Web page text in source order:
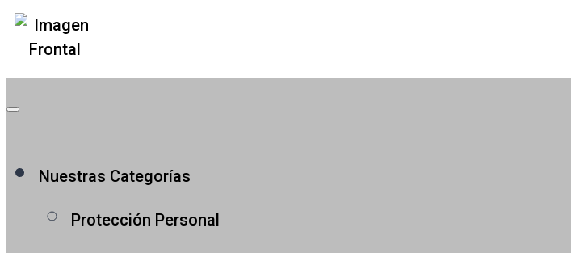
Nuestras Categorías
Protección Personal